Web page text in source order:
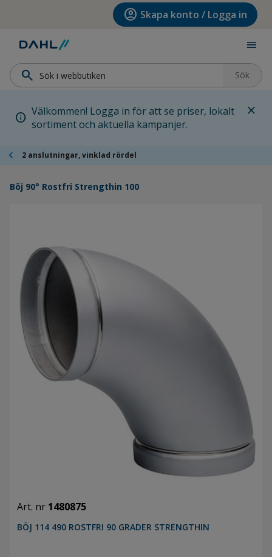
Hoppa till huvudinnehållet account_circle Skapa konto / Logga in
menu
search Sök
info Välkommen! Logga in för att se priser, lokalt
sortiment och aktuella kampanjer.
close
chevron_left 2 anslutningar, vinklad rördel
Böj 90° Rostfri Strengthin 100
Art. nr 1480875
BÖJ 114 490 ROSTFRI 90 GRADER STRENGTHIN